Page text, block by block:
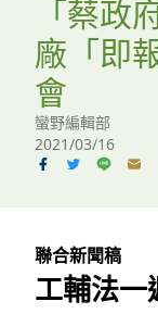
環境教育
白海豚媽祖宮
支持蠻野
English
YouTube
「蔡政
廠「即
會
蠻野編輯部
2021/03/16
聯合新聞稿
工輔法一